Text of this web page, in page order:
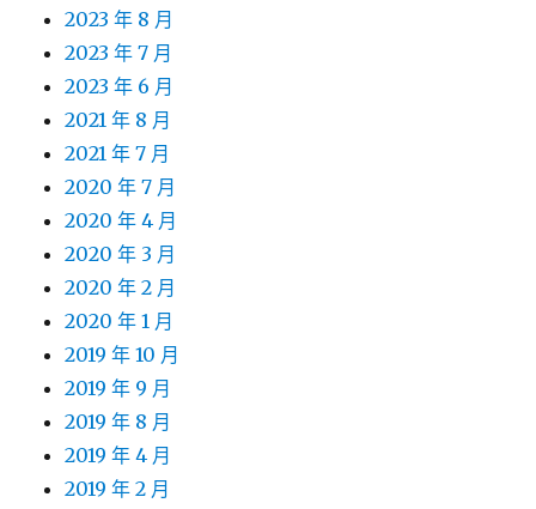
2023 年 8 月
2023 年 7 月
2023 年 6 月
2021 年 8 月
2021 年 7 月
2020 年 7 月
2020 年 4 月
2020 年 3 月
2020 年 2 月
2020 年 1 月
2019 年 10 月
2019 年 9 月
2019 年 8 月
2019 年 4 月
2019 年 2 月